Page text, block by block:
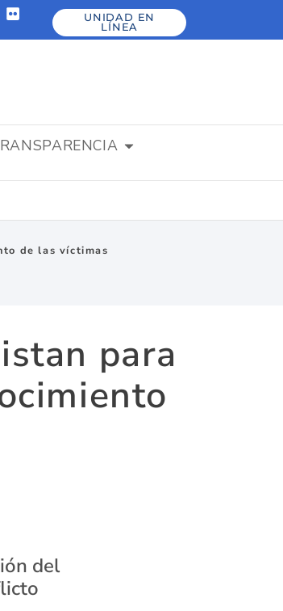
UNIDAD EN
LÍNEA
de las víctimas
para
del